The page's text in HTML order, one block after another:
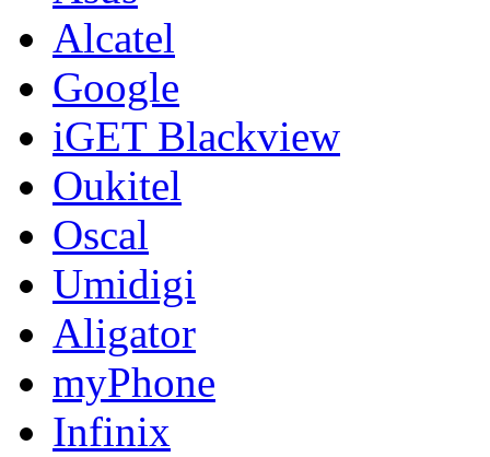
Alcatel
Google
iGET Blackview
Oukitel
Oscal
Umidigi
Aligator
myPhone
Infinix